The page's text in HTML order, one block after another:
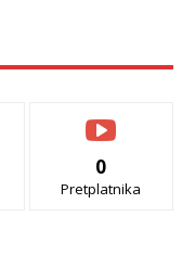
0
Pretplatnika